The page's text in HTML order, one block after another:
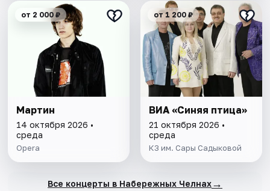
от 2 000 ₽
Мартин
14 октября 2026 •
среда
Opera
от 1 200 ₽
ВИА «Синяя птица»
21 октября 2026 •
среда
КЗ им. Сары Садыковой
Все концерты в Набережных Челнах→